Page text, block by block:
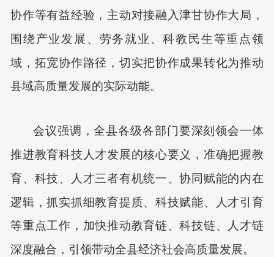
协作等有益经验，主动对接融入津甘协作大局，
围绕产业发展、劳务就业、科教民生等重点领
域，拓宽协作路径，切实把协作成果转化为推动
县域高质量发展的实际动能。
会议强调，全县各级各部门要深刻领会一体
推进教育科技人才发展的核心要义，准确把握教
育、科技、人才三者有机统一、协同赋能的内在
逻辑，抓实抓细教育提质、科技赋能、人才引育
等重点工作，加快推动教育链、科技链、人才链
深度融合，引领带动全县经济社会高质量发展。